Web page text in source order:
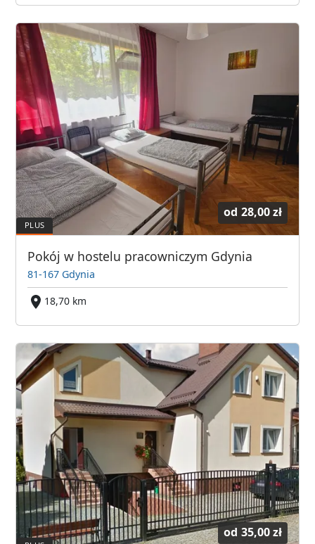
od 28,00 zł
Pokój w hostelu pracowniczym Gdynia
81-167 Gdynia
18,70 km
od 35,00 zł